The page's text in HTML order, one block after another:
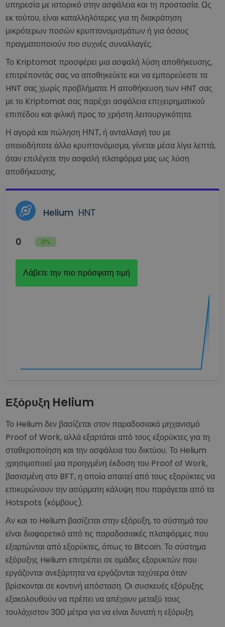
υπηρεσία με ιστορικό στην ασφάλεια και τη προστασία. Ως
εκ τούτου, είναι καταλληλότερες για τη διακράτηση
μικρότερων ποσών κρυπτονομισμάτων ή για όσους
πραγματοποιούν πιο συχνές συναλλαγές.
Το Kriptomat προσφέρει μια ασφαλή λύση αποθήκευσης,
επιτρέποντάς σας να αποθηκεύετε και να εμπορεύεστε τα
HNT σας χωρίς προβλήματα. Η αποθήκευση των HNT σας
με το Kriptomat σας παρέχει ασφάλεια επιχειρηματικού
επιπέδου και φιλική προς το χρήστη λειτουργικότητα.
Η αγορά και πώληση ΗΝΤ, ή ανταλλαγή του με
οποιοδήποτε άλλο κρυπτονόμισμα, γίνεται μέσα λίγα λεπτά,
όταν επιλέγετε την ασφαλή πλατφόρμα μας ως λύση
αποθήκευσης.
Helium HNT
0 0%
Λάβετε την πιο πρόσφατη τιμή
Εξόρυξη Helium
Το Helium δεν βασίζεται στον παραδοσιακό μηχανισμό
Proof of Work, αλλά εξαρτάται από τους εξορύκτες για τη
σταθεροποίηση και την ασφάλεια του δικτύου. Το Helium
χρησιμοποιεί μια προηγμένη έκδοση του Proof of Work,
βασισμένη στο BFT, η οποία απαιτεί από τους εξορύκτες να
επικυρώνουν την ασύρματη κάλυψη που παράγεται από τα
Hotspots (κόμβους).
Αν και το Helium βασίζεται στην εξόρυξη, το σύστημά του
είναι διαφορετικό από τις παραδοσιακές πλατφόρμες που
εξαρτώνται από εξορύκτες, όπως το Bitcoin. Το σύστημα
εξόρυξης Helium επιτρέπει σε ομάδες εξορυκτών που
εργάζονται ανεξάρτητα να εργάζονται ταχύτερα όταν
βρίσκονται σε κοντινή απόσταση. Οι συσκευές εξόρυξης
εξακολουθούν να πρέπει να απέχουν μεταξύ τους
τουλάχιστον 300 μέτρα για να είναι δυνατή η εξόρυξη.